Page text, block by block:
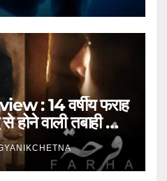
: 14 वर्षीय फराह
वाली तबाही का